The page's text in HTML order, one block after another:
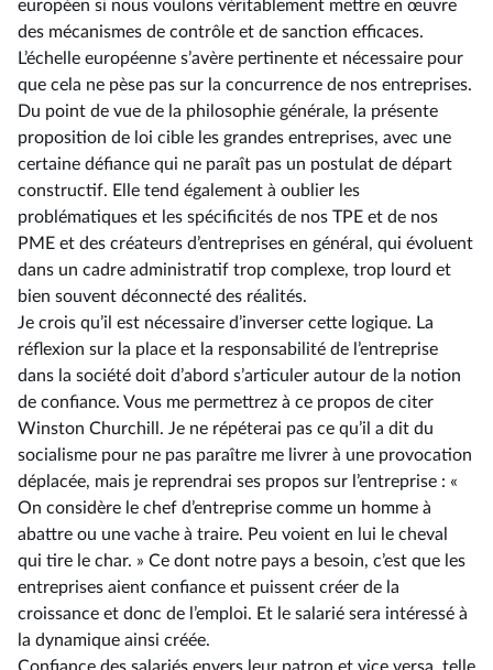
européen si nous voulons véritablement mettre en œuvre
des mécanismes de contrôle et de sanction efficaces.
L’échelle européenne s’avère pertinente et nécessaire pour
que cela ne pèse pas sur la concurrence de nos entreprises.
Du point de vue de la philosophie générale, la présente
proposition de loi cible les grandes entreprises, avec une
certaine défiance qui ne paraît pas un postulat de départ
constructif. Elle tend également à oublier les
problématiques et les spécificités de nos TPE et de nos
PME et des créateurs d’entreprises en général, qui évoluent
dans un cadre administratif trop complexe, trop lourd et
bien souvent déconnecté des réalités.
Je crois qu’il est nécessaire d’inverser cette logique. La
réflexion sur la place et la responsabilité de l’entreprise
dans la société doit d’abord s’articuler autour de la notion
de confiance. Vous me permettrez à ce propos de citer
Winston Churchill. Je ne répéterai pas ce qu’il a dit du
socialisme pour ne pas paraître me livrer à une provocation
déplacée, mais je reprendrai ses propos sur l’entreprise : «
On considère le chef d’entreprise comme un homme à
abattre ou une vache à traire. Peu voient en lui le cheval
qui tire le char. » Ce dont notre pays a besoin, c’est que les
entreprises aient confiance et puissent créer de la
croissance et donc de l’emploi. Et le salarié sera intéressé à
la dynamique ainsi créée.